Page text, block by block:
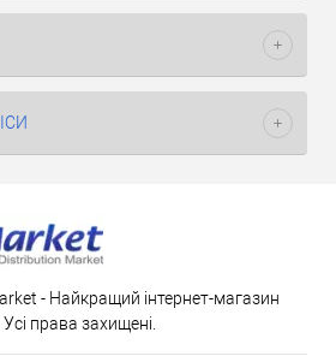
- Найкращий інтернет-магазин
права захищені.